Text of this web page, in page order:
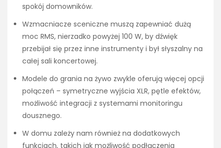
spokój domowników.
Wzmacniacze sceniczne muszą zapewniać dużą
moc RMS, nierzadko powyżej 100 W, by dźwięk
przebijał się przez inne instrumenty i był słyszalny na
całej sali koncertowej.
Modele do grania na żywo zwykle oferują więcej opcji
połączeń – symetryczne wyjścia XLR, pętle efektów,
możliwość integracji z systemami monitoringu
dousznego.
W domu zależy nam również na dodatkowych
funkcjach, takich jak możliwość podłączenia